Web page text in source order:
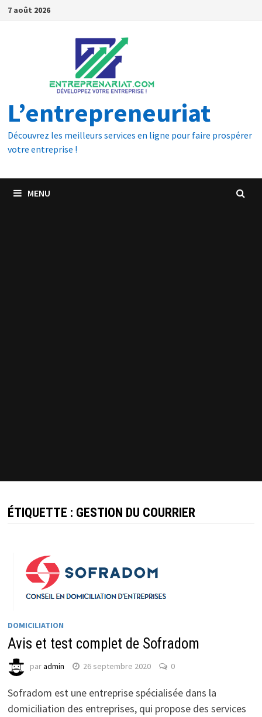
7 août 2026
L’entrepreneuriat
Découvrez les meilleurs services en ligne pour faire prospérer
votre entreprise !
MENU
ÉTIQUETTE : GESTION DU COURRIER
DOMICILIATION
Avis et test complet de Sofradom
paradmin 26 septembre 2020 0
Sofradom est une entreprise spécialisée dans la
domiciliation des entreprises, qui propose des services